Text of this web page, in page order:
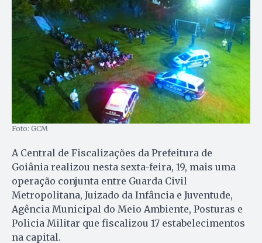
Foto: GCM
A Central de Fiscalizações da Prefeitura de
Goiânia realizou nesta sexta-feira, 19, mais uma
operação conjunta entre Guarda Civil
Metropolitana, Juizado da Infância e Juventude,
Agência Municipal do Meio Ambiente, Posturas e
Policia Militar que fiscalizou 17 estabelecimentos
na capital.